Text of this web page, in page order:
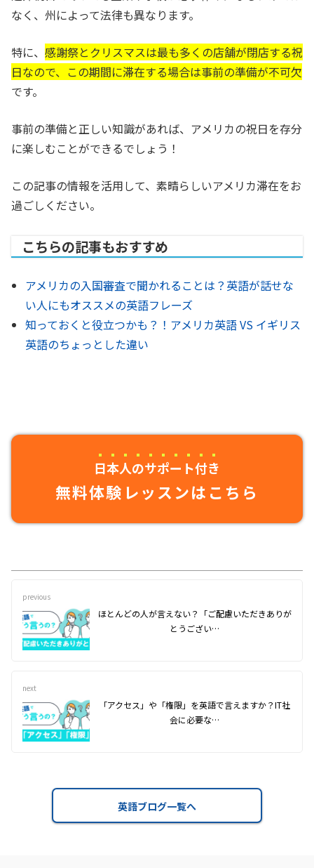
なく、州によって法律も異なります。
特に、 感謝祭とクリスマスは最も多くの店舗が閉店する祝
日なので、この期間に滞在する場合は事前の準備が不可欠
です。
事前の準備と正しい知識があれば、アメリカの祝日を存分
に楽しむことができるでしょう！
この記事の情報を活用して、素晴らしいアメリカ滞在をお
過ごしください。
こちらの記事もおすすめ
アメリカの入国審査で聞かれることは？英語が話せな
い人にもオススメの英語フレーズ
知っておくと役立つかも？！アメリカ英語 VS イギリス
英語のちょっとした違い
日本人のサポート付き
無料体験レッスンはこちら
previous
ほとんどの人が言えない？「ご配慮いただきありが
とうござい…
next
「アクセス」や「権限」を英語で言えますか？IT社
会に必要な…
英語ブログ一覧へ